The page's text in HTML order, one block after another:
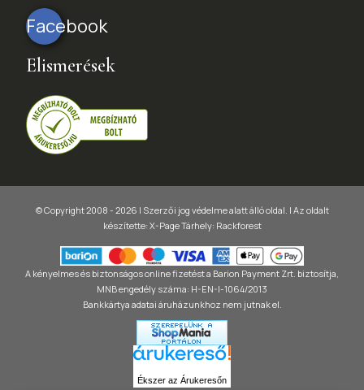
Facebook
Elismerések
© Copyright 2008 - 2026 | Szerzői jog védelme alatt álló oldal. | Az oldalt
készítette: X-PageTárhely: Rackforest
A kényelmes és biztonságos online fizetést a Barion Payment Zrt. biztosítja,
MNB engedély száma: H-EN-I-1064/2013
Bankkártya adatai áruházunkhoz nem jutnak el.
Ékszer az Árukeresőn